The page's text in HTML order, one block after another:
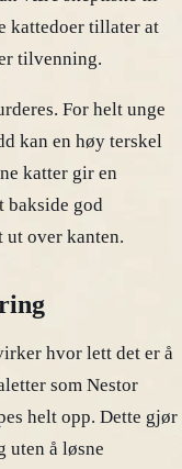
kattedoer tillater at
tilvenning.
For helt unge
kan en høy terskel
katter gir en
bakside god
ut over kanten.
hvor lett det er å
som Nestor
helt opp. Dette gjør
uten å løsne